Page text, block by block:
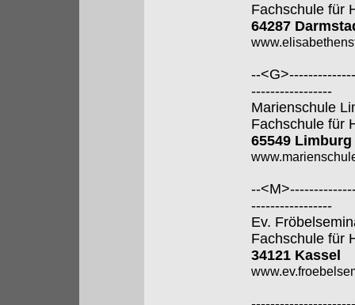
Fachschule für
64287
--
-----------------
Marienschule
Fachschule für
65549
--
-----------------
Ev.
Fachschule für
34121 Kassel